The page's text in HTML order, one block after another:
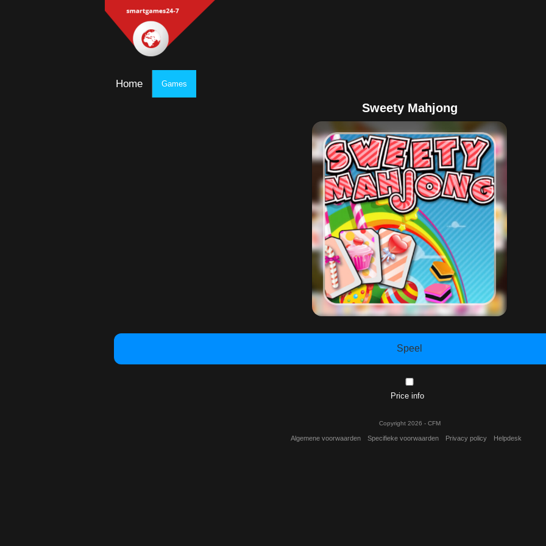
Home Games
Sweety Mahjong
Speel
Price info
Copyright 2026 - CFM
Algemene voorwaarden Specifieke voorwaarden Privacy policy Helpdesk